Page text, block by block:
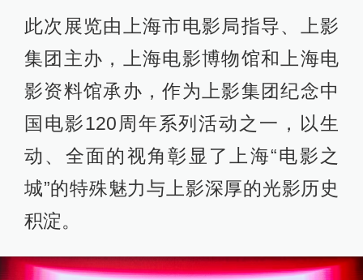
此次展览由上海市电影局指导、上影
集团主办，上海电影博物馆和上海电
影资料馆承办，作为上影集团纪念中
国电影120周年系列活动之一，以生
动、全面的视角彰显了上海“电影之
城”的特殊魅力与上影深厚的光影历史
积淀。